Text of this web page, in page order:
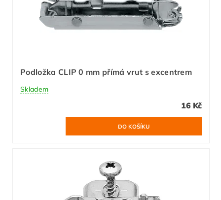
Podložka CLIP 0 mm přímá vrut s excentrem
Skladem
16 Kč